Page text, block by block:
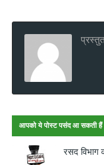
आपको ये पोस्ट पसंद आ सकती हैं
रसद विभाग